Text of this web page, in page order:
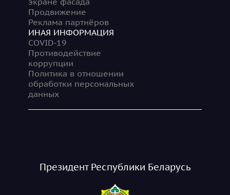
Продвижение
Реклама партнёров
ИНАЯ ИНФОРМАЦИЯ
COVID-19
Противодействие
коррупции
Политика в отношении
обработки персональных
данных
Президент Республики Беларусь